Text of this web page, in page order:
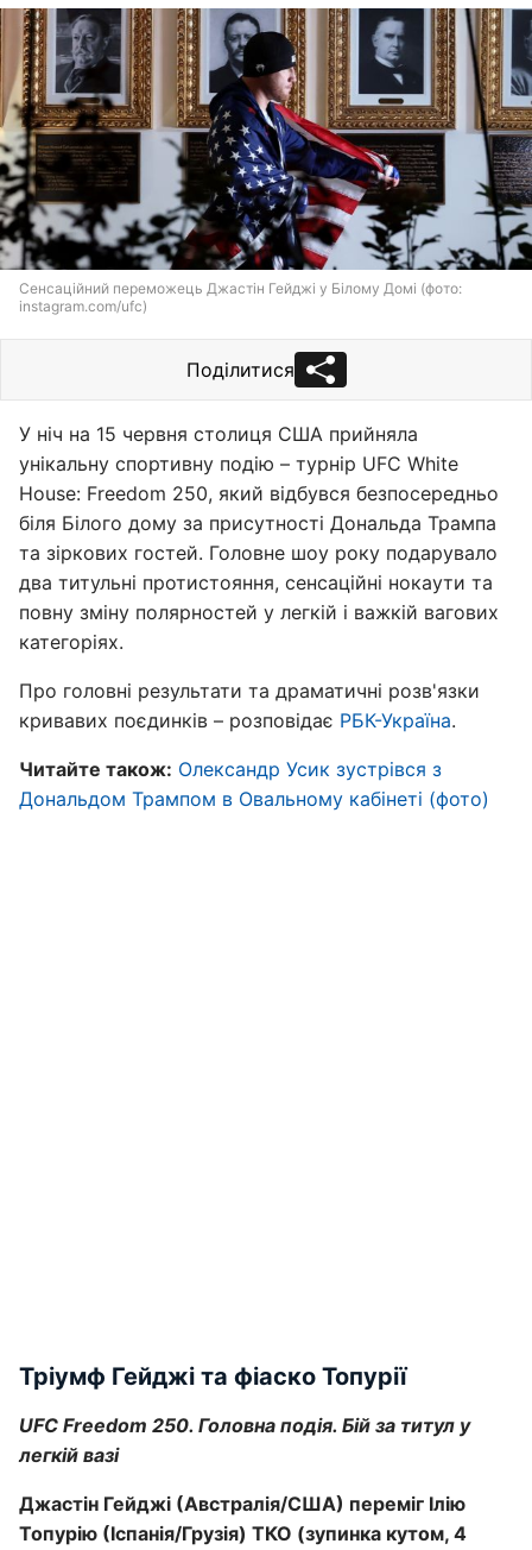
Сенсаційний переможець Джастін Гейджі у Білому Домі (фото:
instagram.com/ufc)
Поділитися
У ніч на 15 червня столиця США прийняла
унікальну спортивну подію – турнір UFC White
House: Freedom 250, який відбувся безпосередньо
біля Білого дому за присутності Дональда Трампа
та зіркових гостей. Головне шоу року подарувало
два титульні протистояння, сенсаційні нокаути та
повну зміну полярностей у легкій і важкій вагових
категоріях.
Про головні результати та драматичні розв'язки
кривавих поєдинків – розповідає РБК-Україна.
Читайте також: Олександр Усик зустрівся з
Дональдом Трампом в Овальному кабінеті (фото)
Тріумф Гейджі та фіаско Топурії
UFC Freedom 250. Головна подія. Бій за титул у
легкій вазі
Джастін Гейджі (Австралія/США) переміг Ілію
Топурію (Іспанія/Грузія) ТКО (зупинка кутом, 4